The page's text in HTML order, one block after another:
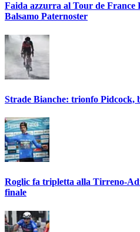
Faida azzurra al Tour de France
Balsamo Paternoster
Strade Bianche: trionfo Pidcock,
Roglic fa tripletta alla Tirreno-
finale